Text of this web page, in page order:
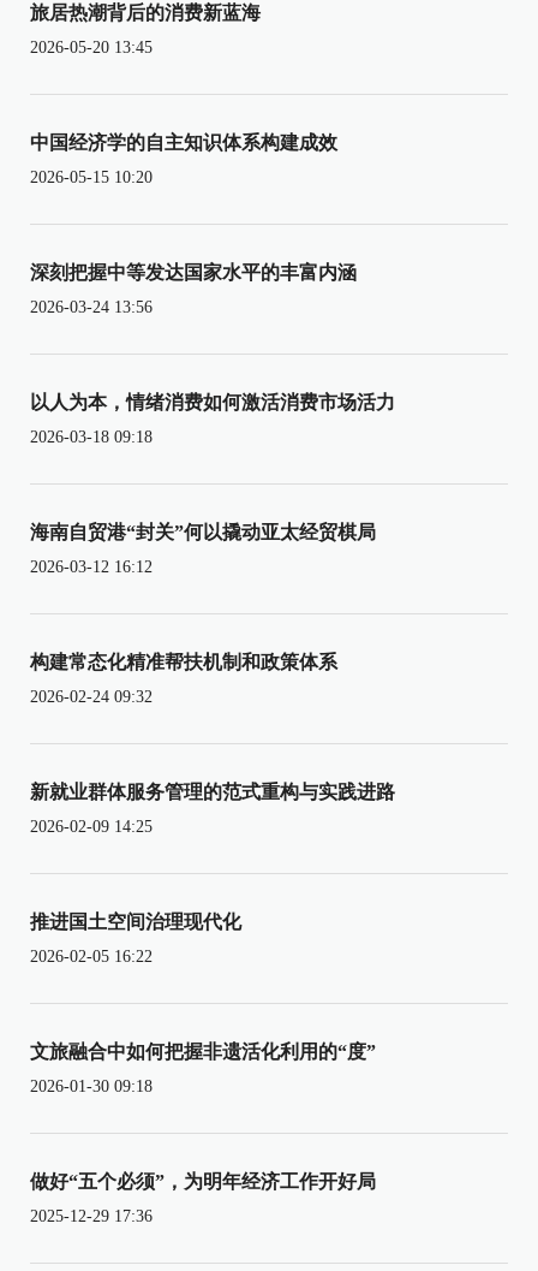
旅居热潮背后的消费新蓝海
2026-05-20 13:45
中国经济学的自主知识体系构建成效
2026-05-15 10:20
深刻把握中等发达国家水平的丰富内涵
2026-03-24 13:56
以人为本，情绪消费如何激活消费市场活力
2026-03-18 09:18
海南自贸港“封关”何以撬动亚太经贸棋局
2026-03-12 16:12
构建常态化精准帮扶机制和政策体系
2026-02-24 09:32
新就业群体服务管理的范式重构与实践进路
2026-02-09 14:25
推进国土空间治理现代化
2026-02-05 16:22
文旅融合中如何把握非遗活化利用的“度”
2026-01-30 09:18
做好“五个必须”，为明年经济工作开好局
2025-12-29 17:36